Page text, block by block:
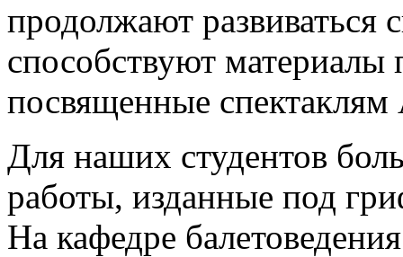
продолжают
способствуют материалы
посвященные
Для наших студентов
работы, изданные под
На кафедре